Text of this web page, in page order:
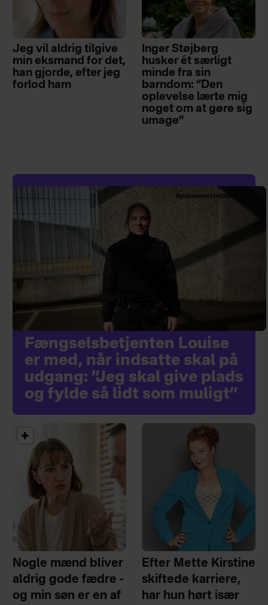
Jeg vil aldrig tilgive
min eksmand for det,
han gjorde, efter jeg
forlod ham
Inger Støjberg
husker ét særligt
minde fra sin
barndom: ”Den
oplevelse lærte mig
noget om at gøre sig
umage”
Sponsoreret indhold
Fængselsbetjenten Louise
er med, når indsatte skal på
udgang: ”Jeg skal give plads
og fylde så lidt som muligt”
Nogle mænd bliver
aldrig gode fædre -
og min søn er en af
Efter Mette Kirstine
skiftede karriere,
har hun hørt især